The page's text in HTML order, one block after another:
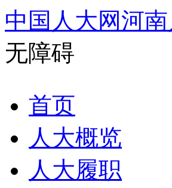
中国人大网河南
无障碍
首页
人大概览
人大履职